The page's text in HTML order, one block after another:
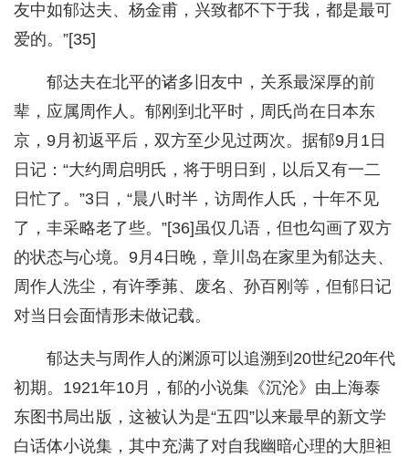
友中如郁达夫、杨金甫，兴致都不下于我，都是最可
爱的。”[35]
郁达夫在北平的诸多旧友中，关系最深厚的前
辈，应属周作人。郁刚到北平时，周氏尚在日本东
京，9月初返平后，双方至少见过两次。据郁9月1日
日记：“大约周启明氏，将于明日到，以后又有一二
日忙了。”3日，“晨八时半，访周作人氏，十年不见
了，丰采略老了些。”[36]虽仅几语，但也勾画了双方
的状态与心境。9月4日晚，章川岛在家里为郁达夫、
周作人洗尘，有许季茀、废名、孙百刚等，但郁日记
对当日会面情形未做记载。
郁达夫与周作人的渊源可以追溯到20世纪20年代
初期。1921年10月，郁的小说集《沉沦》由上海泰
东图书局出版，这被认为是“五四”以来最早的新文学
白话体小说集，其中充满了对自我幽暗心理的大胆袒